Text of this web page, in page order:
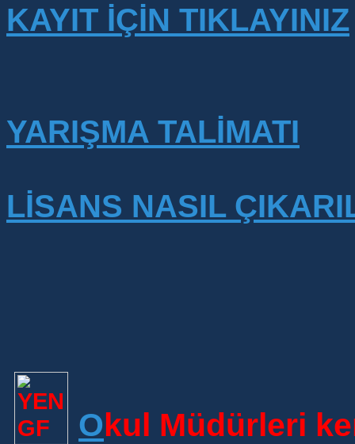
KAYIT İÇİN TIKLAYINIZ
YARIŞMA TALİMATI
LİSANS NASIL
Okul Müdürleri